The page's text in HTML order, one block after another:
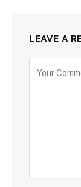
LEAVE A